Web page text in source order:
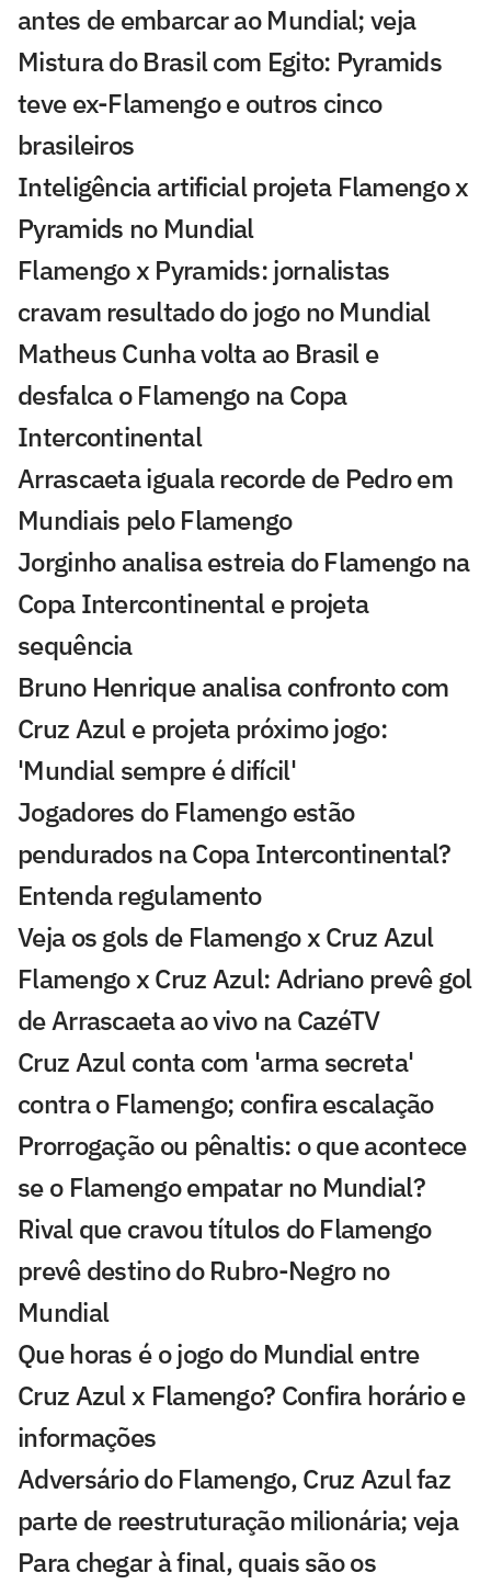
antes de embarcar ao Mundial; veja
Mistura do Brasil com Egito: Pyramids
teve ex-Flamengo e outros cinco
brasileiros
Inteligência artificial projeta Flamengo x
Pyramids no Mundial
Flamengo x Pyramids: jornalistas
cravam resultado do jogo no Mundial
Matheus Cunha volta ao Brasil e
desfalca o Flamengo na Copa
Intercontinental
Arrascaeta iguala recorde de Pedro em
Mundiais pelo Flamengo
Jorginho analisa estreia do Flamengo na
Copa Intercontinental e projeta
sequência
Bruno Henrique analisa confronto com
Cruz Azul e projeta próximo jogo:
'Mundial sempre é difícil'
Jogadores do Flamengo estão
pendurados na Copa Intercontinental?
Entenda regulamento
Veja os gols de Flamengo x Cruz Azul
Flamengo x Cruz Azul: Adriano prevê gol
de Arrascaeta ao vivo na CazéTV
Cruz Azul conta com 'arma secreta'
contra o Flamengo; confira escalação
Prorrogação ou pênaltis: o que acontece
se o Flamengo empatar no Mundial?
Rival que cravou títulos do Flamengo
prevê destino do Rubro-Negro no
Mundial
Que horas é o jogo do Mundial entre
Cruz Azul x Flamengo? Confira horário e
informações
Adversário do Flamengo, Cruz Azul faz
parte de reestruturação milionária; veja
Para chegar à final, quais são os